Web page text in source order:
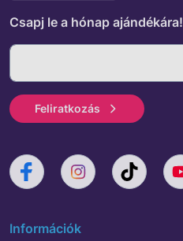
Csapj le a hónap ajándékára!
Feliratkozás
Információk